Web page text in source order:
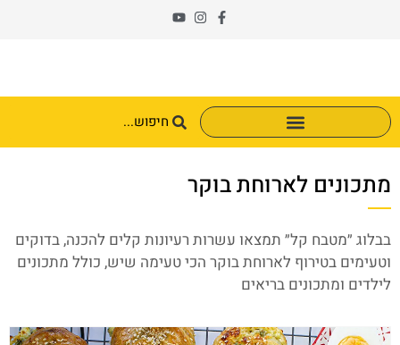
מתכונים לארוחת בוקר
בבלוג ״מטבח קל״ תמצאו עשרות רעיונות קלים להכנה, בדוקים
וטעימים בטירוף לארוחת בוקר הכי טעימה שיש, כולל מתכונים
לילדים ומתכונים בריאים